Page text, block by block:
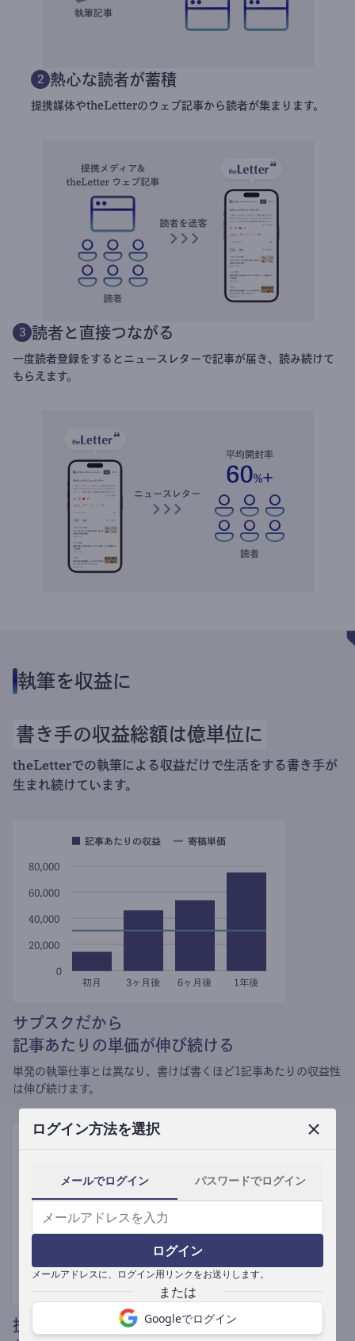
ログイン方法を選択
メールでログイン パスワードでログイン
ログイン
メールアドレスに、ログイン用リンクをお送りします。
Googleでログイン
2 熱心な読者が蓄積
提携媒体やtheLetterのウェブ記事から読者が集まります。
3 読者と直接つながる
一度読者登録をするとニュースレターで記事が届き、読み続けて
もらえます。
執筆を収益に
書き手の収益総額は億単位に
theLetterでの執筆による収益だけで生活をする書き手が
生まれ続けています。
サブスクだから
記事あたりの単価が伸び続ける
単発の執筆仕事とは異なり、 書けば書くほど1記事あたりの収益性
は伸び続けます。
提携媒体による記事買い取りで